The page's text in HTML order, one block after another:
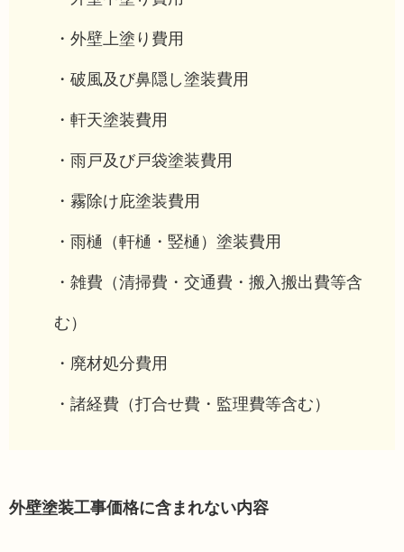
・外壁上塗り費用
・破風及び鼻隠し塗装費用
・軒天塗装費用
・雨戸及び戸袋塗装費用
・霧除け庇塗装費用
・雨樋（軒樋・竪樋）塗装費用
・雑費（清掃費・交通費・搬入搬出費等含
む）
・廃材処分費用
・諸経費（打合せ費・監理費等含む）
外壁塗装工事価格に含まれない内容